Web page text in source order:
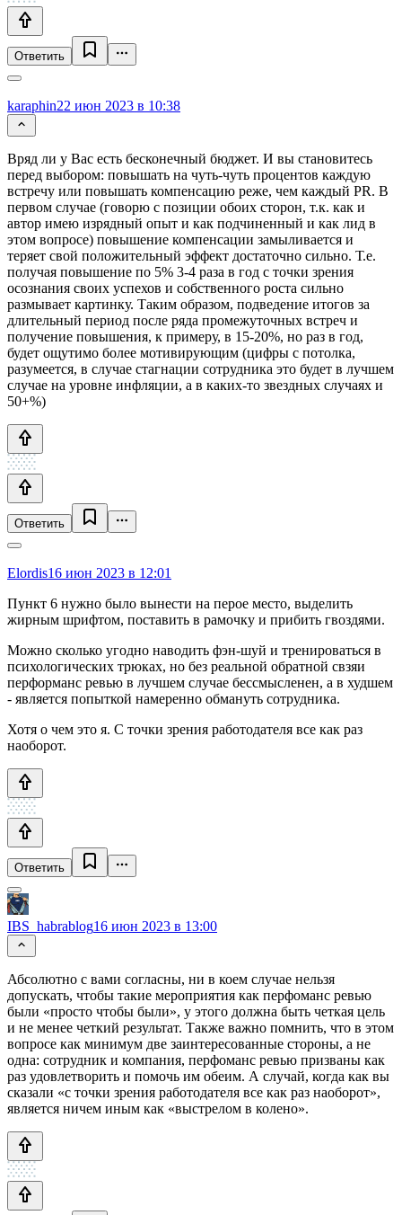
Ответить
karaphin22 июн 2023 в 10:38
Вряд ли у Вас есть бесконечный бюджет. И вы становитесь
перед выбором: повышать на чуть-чуть процентов каждую
встречу или повышать компенсацию реже, чем каждый PR. В
первом случае (говорю с позиции обоих сторон, т.к. как и
автор имею изрядный опыт и как подчиненный и как лид в
этом вопросе) повышение компенсации замыливается и
теряет свой положительный эффект достаточно сильно. Т.е.
получая повышение по 5% 3-4 раза в год с точки зрения
осознания своих успехов и собственного роста сильно
размывает картинку. Таким образом, подведение итогов за
длительный период после ряда промежуточных встреч и
получение повышения, к примеру, в 15-20%, но раз в год,
будет ощутимо более мотивирующим (цифры с потолка,
разумеется, в случае стагнации сотрудника это будет в лучшем
случае на уровне инфляции, а в каких-то звездных случаях и
50+%)
Ответить
Elordis16 июн 2023 в 12:01
Пункт 6 нужно было вынести на перое место, выделить
жирным шрифтом, поставить в рамочку и прибить гвоздями.
Можно сколько угодно наводить фэн-шуй и тренироваться в
психологических трюках, но без реальной обратной свзяи
перформанс ревью в лучшем случае бессмысленен, а в худшем
- является попыткой намеренно обмануть сотрудника.
Хотя о чем это я. С точки зрения работодателя все как раз
наоборот.
Ответить
IBS_habrablog16 июн 2023 в 13:00
Абсолютно с вами согласны, ни в коем случае нельзя
допускать, чтобы такие мероприятия как перфоманс ревью
были «просто чтобы были», у этого должна быть четкая цель
и не менее четкий результат. Также важно помнить, что в этом
вопросе как минимум две заинтересованные стороны, а не
одна: сотрудник и компания, перфоманс ревью призваны как
раз удовлетворить и помочь им обеим. А случай, когда как вы
сказали «с точки зрения работодателя все как раз наоборот»,
является ничем иным как «выстрелом в колено».